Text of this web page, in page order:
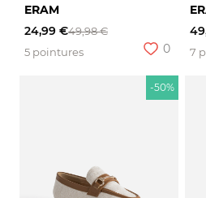
ERAM
24,99 €49,98 €
5 pointures
0
7
-50%